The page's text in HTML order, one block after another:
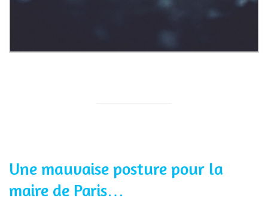
Une mauvaise posture pour la
maire de Paris…